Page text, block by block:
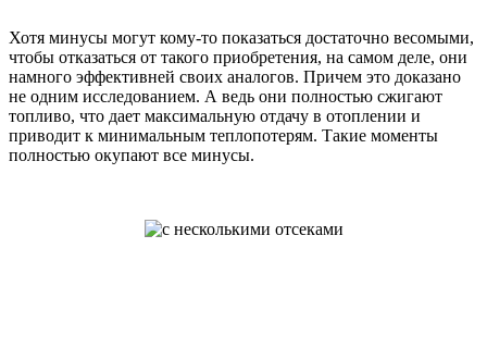
Хотя минусы могут кому-то показаться достаточно весомыми,
чтобы отказаться от такого приобретения, на самом деле, они
намного эффективней своих аналогов. Причем это доказано
не одним исследованием. А ведь они полностью сжигают
топливо, что дает максимальную отдачу в отоплении и
приводит к минимальным теплопотерям. Такие моменты
полностью окупают все минусы.